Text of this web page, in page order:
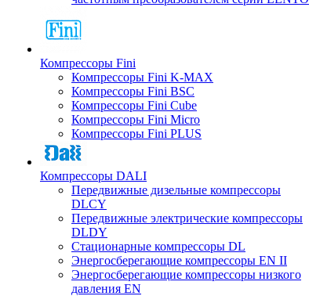
Компрессоры Fini
Компрессоры Fini K-MAX
Компрессоры Fini BSC
Компрессоры Fini Cube
Компрессоры Fini Micro
Компрессоры Fini PLUS
Компрессоры DALI
Передвижные дизельные компрессоры
DLCY
Передвижные электрические компрессоры
DLDY
Стационарные компрессоры DL
Энергосберегающие компрессоры EN II
Энергосберегающие компрессоры низкого
давления EN